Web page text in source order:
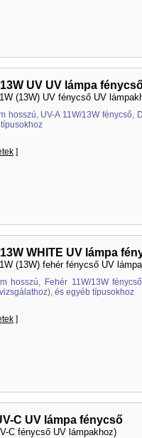
UV UV lámpa
(13W) UV fénycső UV
hosszú, UV-A 11W/13W fénycső,
]
WHITE UV lámpa
(13W) fehér fénycső UV
hosszú, Fehér 11W/13W
és egyéb típusokhoz
]
C UV lámpa fénycső
C fénycső UV lámpakhoz)